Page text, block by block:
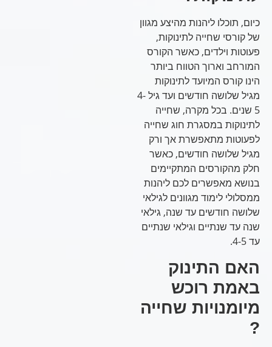
כיום, תוכלו ליהנות מהיצע מגוון
של קורסי שחייה לתינוקות,
פעוטות וילדים, כאשר הקורס
המורחב וארוך הטווח ביותר
הינו קורס המיועד לתינוקות
מגיל שלושה חודשים ועד גיל 4-
5 שנים. בכל מקרה, שחייה
לתינוקות במסגרת חוג שחייה
לפעוטות מתאפשרת אך ורק
מגיל שלושה חודשים, כאשר
חלק מהקורסים המתקיימים
בנושא מאפשרים לכם ליהנות
ממסלולי לימוד מגוונים לגילאי
שלושה חודשים עד שנה, גילאי
שנה עד שנתיים וגילאי שנתיים
עד 4-5.
האם התינוק
באמת רוכש
מיומנויות שחייה
?